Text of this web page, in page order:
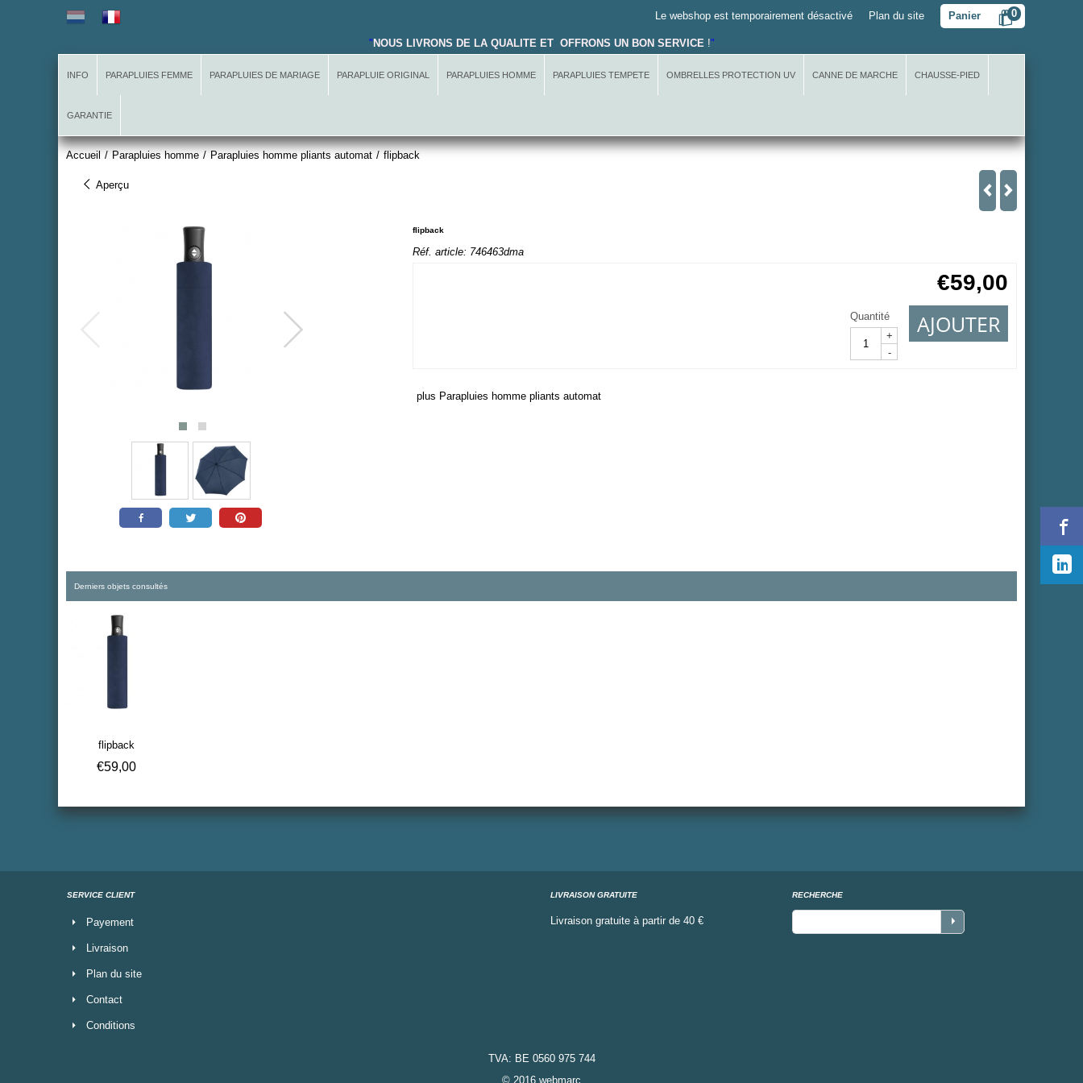
Panier 0
Le webshop est temporairement désactivé Plan du site
" NOUS LIVRONS DE LA QUALITE ET OFFRONS UN BON SERVICE !"
INFO PARAPLUIES FEMME PARAPLUIES DE MARIAGE PARAPLUIE ORIGINAL PARAPLUIES HOMME PARAPLUIES TEMPETE OMBRELLES PROTECTION UV CANNE DE MARCHE CHAUSSE-PIED
GARANTIE
Accueil / Parapluies homme / Parapluies homme pliants automat / flipback
Aperçu
flipback
Réf. article: 746463dma
€59,00
Quantité
+
-
AJOUTER
plus Parapluies homme pliants automat
Derniers objets consultés
flipback
€59,00
SERVICE CLIENT
Payement
Livraison
Plan du site
Contact
Conditions
LIVRAISON GRATUITE
Livraison gratuite à partir de 40 €
RECHERCHE
TVA: BE 0560 975 744
© 2016 webmarc